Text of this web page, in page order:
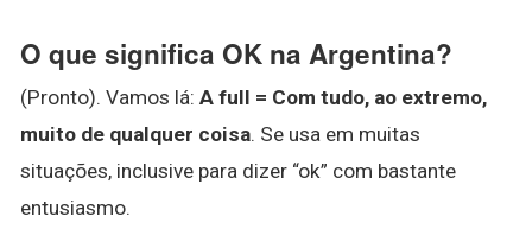
O que significa OK na Argentina?
(Pronto). Vamos lá: A full = Com tudo, ao extremo,
muito de qualquer coisa. Se usa em muitas
situações, inclusive para dizer “ok” com bastante
entusiasmo.